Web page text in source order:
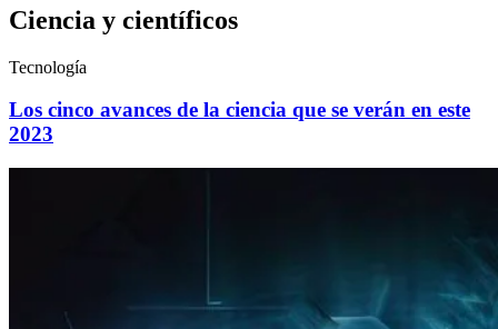
Ciencia y científicos
Tecnología
Los cinco avances de la ciencia que se verán en este
2023